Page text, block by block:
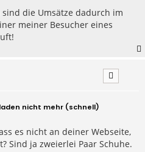
sind die Umsätze dadurch im
meiner Besucher eines
nicht mehr (schnell)
es nicht an deiner Webseite,
Sind ja zweierlei Paar Schuhe.